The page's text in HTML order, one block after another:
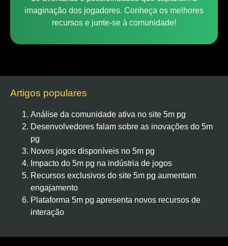
imaginação dos jogadores. Conheça os melhores
recursos e junte-se à comunidade!
Artigos populares
Análise da comunidade ativa no site 5m pg
Desenvolvedores falam sobre as inovações do 5m
pg
Novos jogos disponíveis no 5m pg
Impacto do 5m pg na indústria de jogos
Recursos exclusivos do site 5m pg aumentam
engajamento
Plataforma 5m pg apresenta novos recursos de
interação